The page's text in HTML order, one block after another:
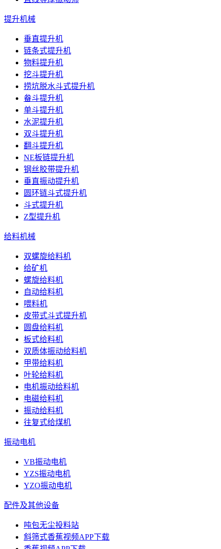
提升机械
垂直提升机
链条式提升机
物料提升机
挖斗提升机
捞坑脱水斗式提升机
畚斗提升机
单斗提升机
水泥提升机
双斗提升机
翻斗提升机
NE板链提升机
钢丝胶带提升机
垂直振动提升机
圆环链斗式提升机
斗式提升机
Z型提升机
给料机械
双螺旋给料机
给矿机
螺旋给料机
自动给料机
喂料机
皮带式斗式提升机
圆盘给料机
板式给料机
双质体振动给料机
甲带给料机
叶轮给料机
电机振动给料机
电磁给料机
振动给料机
往复式给煤机
振动电机
VB振动电机
YZS振动电机
YZO振动电机
配件及其他设备
吨包无尘投料站
斜筛式香蕉视频APP下载